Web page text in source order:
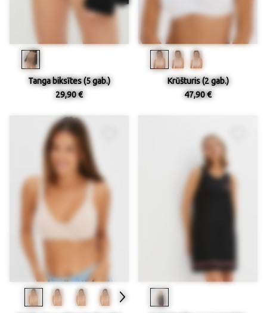
Tanga biksītes (5 gab.)
29,90 €
Krūšturis (2 gab.)
47,90 €